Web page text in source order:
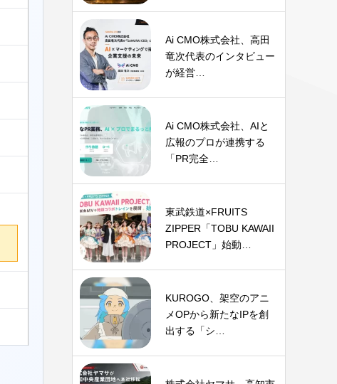
Ai CMO株式会社、高田
竜次代表のインタビュー
が経営…
Ai CMO株式会社、AIと
広報のプロが連携する
「PR完全…
東武鉄道×FRUITS
ZIPPER「TOBU KAWAII
PROJECT」始動…
KUROGO、架空のアニ
メOPから新たなIPを創
出する「シ…